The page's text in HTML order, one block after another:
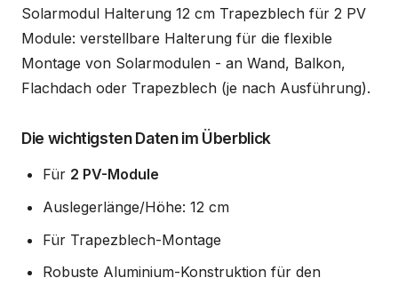
Solarmodul Halterung 12 cm Trapezblech für 2 PV
Module: verstellbare Halterung für die flexible
Montage von Solarmodulen - an Wand, Balkon,
Flachdach oder Trapezblech (je nach Ausführung).
Die wichtigsten Daten im Überblick
Für 2 PV-Module
Auslegerlänge/Höhe: 12 cm
Für Trapezblech-Montage
Robuste Aluminium-Konstruktion für den